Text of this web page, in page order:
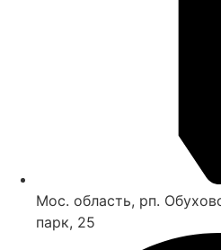
Мос. область, рп.
парк, 25